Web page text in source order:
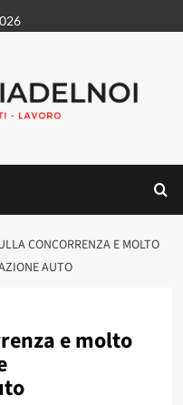
CONCORRENZA E MOLTO
AUTO
e molto